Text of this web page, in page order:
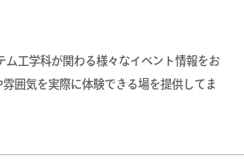
ム工学科が関わる様々なイベント情報をお
囲気を実際に体験できる場を提供してま